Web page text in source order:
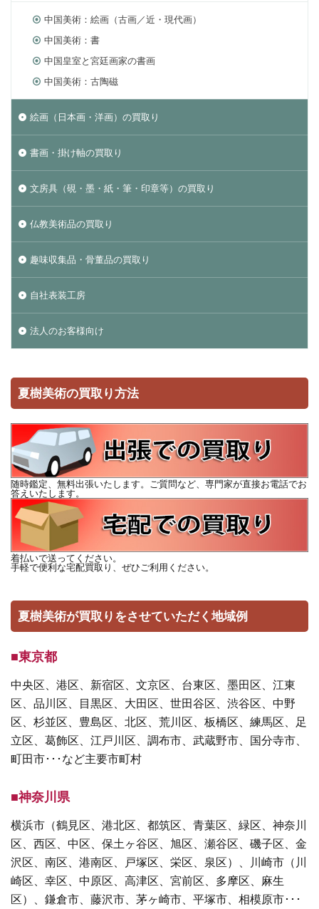
中国美術：絵画（古画／近・現代画）
中国美術：書
中国皇室と宮廷画家の書画
中国美術：古陶磁
絵画（日本画・洋画）の買取り
書画・掛け軸の買取り
文房具（硯・墨・紙・筆・印章等）の買取り
仏教美術品の買取り
趣味収集品・骨董品の買取り
自社表装工房
法人のお客様向け
夏樹美術の買取り方法
随時鑑定、無料出張いたします。ご質問など、専門家が直接お電話でお
答えいたします。
着払いで送ってください。
手軽で便利な宅配買取り、ぜひご利用ください。
夏樹美術が買取りをさせていただく地域例
■東京都
中央区、港区、新宿区、文京区、台東区、墨田区、江東
区、品川区、目黒区、大田区、世田谷区、渋谷区、中野
区、杉並区、豊島区、北区、荒川区、板橋区、練馬区、足
立区、葛飾区、江戸川区、調布市、武蔵野市、国分寺市、
町田市･･･など主要市町村
■神奈川県
横浜市（鶴見区、港北区、都筑区、青葉区、緑区、神奈川
区、西区、中区、保土ヶ谷区、旭区、瀬谷区、磯子区、金
沢区、南区、港南区、戸塚区、栄区、泉区）、川崎市（川
崎区、幸区、中原区、高津区、宮前区、多摩区、麻生
区）、鎌倉市、藤沢市、茅ヶ崎市、平塚市、相模原市･･･